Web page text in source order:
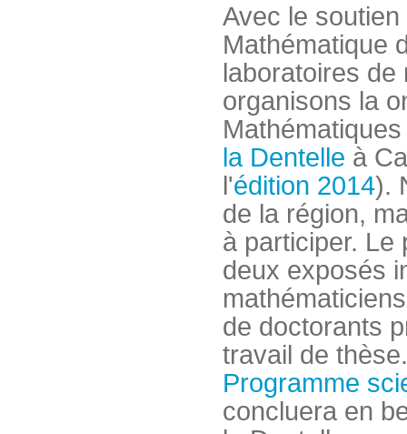
Avec le
Mathématique
laboratoires de
organisons la
la Dentelle à
l'édition 2014).
de la région,
à participer. Le
deux exposés
de doctorants
travail de
Programme
concluera en